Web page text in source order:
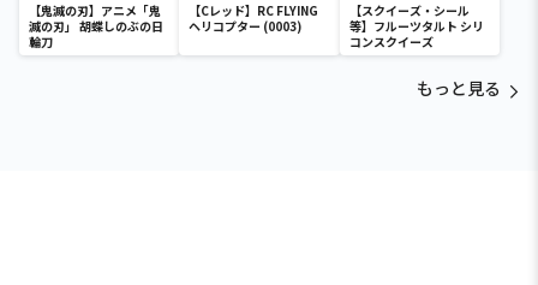
【鬼滅の刃】アニメ「鬼
滅の刃」 胡蝶しのぶの日
輪刀
【Cレッド】RC FLYING
ヘリコプター (0003)
【スクイーズ・シール
等】フルーツタルト シリ
コンスクイーズ
もっと見る